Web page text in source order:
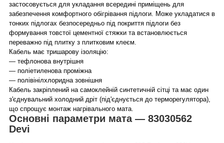
застосовується для укладання всередині приміщень для
забезпечення комфортного обігрівання підлоги. Може укладатися в
тонких підлогах безпосередньо під покриття підлоги без
формування товстої цементної стяжки та встановлюється
переважно під плитку з плитковим клеєм.
Кабель має тришарову ізоляцію:
— тефлонова внутрішня
— поліетиленова проміжна
— полівінілхлоридна зовнішня
Кабель закріплений на самоклейній синтетичній сітці та має один
з'єднувальний холодний дріт (під'єднується до терморегулятора),
що спрощує монтаж нагрівального мата.
Основні параметри мата — 83030562
Devi